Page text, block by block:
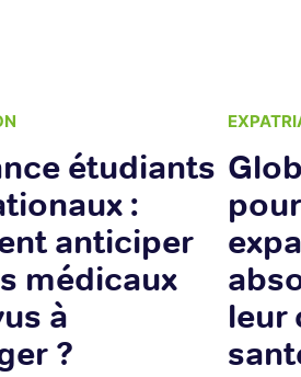
étudiants
:
anticiper
médicaux
à
?
leur